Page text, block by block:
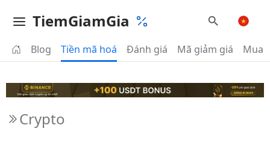
TiemGiamGia
Blog Tiền mã hoá Đánh giá Mã giảm giá Mua
Crypto